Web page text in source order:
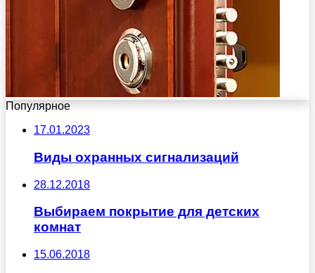
Популярное
17.01.2023
Виды охранных сигнализаций
28.12.2018
Выбираем покрытие для детских
комнат
15.06.2018